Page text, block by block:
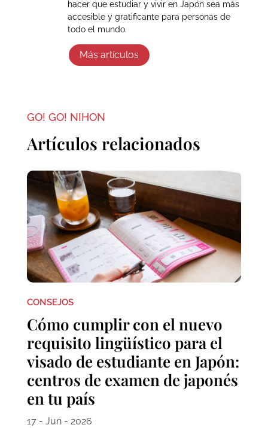
hacer que estudiar y vivir en Japón sea más
accesible y gratificante para personas de
todo el mundo.
Más artículos
GO! GO! NIHON
Artículos relacionados
CONSEJOS
Cómo cumplir con el nuevo
requisito lingüístico para el
visado de estudiante en Japón:
centros de examen de japonés
en tu país
17 - Jun - 2026